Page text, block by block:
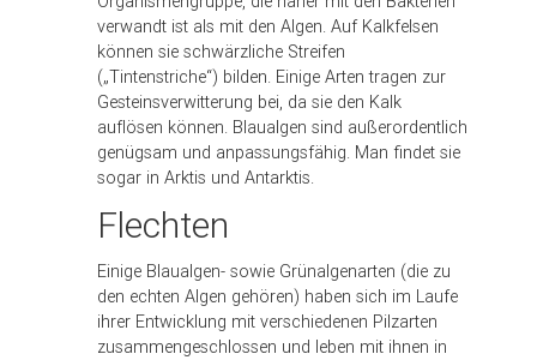
verwandt ist als mit den Algen. Auf Kalkfelsen
können sie schwärzliche Streifen
(„Tintenstriche“) bilden. Einige Arten tragen zur
Gesteinsverwitterung bei, da sie den Kalk
auflösen können. Blaualgen sind außerordentlich
genügsam und anpassungsfähig. Man findet sie
sogar in Arktis und Antarktis.
Flechten
Einige Blaualgen- sowie Grünalgenarten (die zu
den echten Algen gehören) haben sich im Laufe
ihrer Entwicklung mit verschiedenen Pilzarten
zusammengeschlossen und leben mit ihnen in